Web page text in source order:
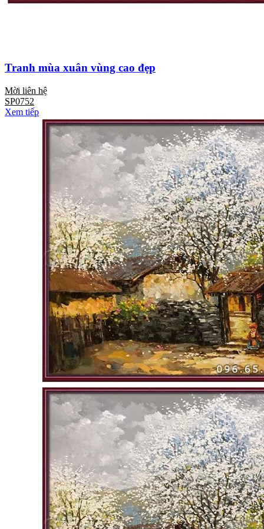
Tranh mùa xuân vùng cao đẹp
Mời liên hệ
SP0752
Xem tiếp